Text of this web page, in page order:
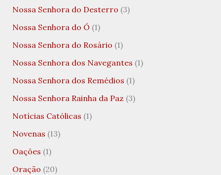
Nossa Senhora do Desterro (3)
Nossa Senhora do Ó (1)
Nossa Senhora do Rosário (1)
Nossa Senhora dos Navegantes (1)
Nossa Senhora dos Remédios (1)
Nossa Senhora Rainha da Paz (3)
Notícias Católicas (1)
Novenas (13)
Oações (1)
Oração (20)